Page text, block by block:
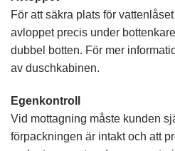
För att säkra plats för
avloppet precis under
dubbel botten. För mer
av duschkabinen.
Egenkontroll
Vid mottagning måste kunden
förpackningen är intakt och att